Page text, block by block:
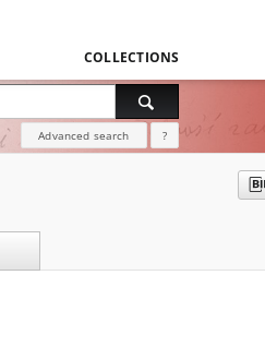
COLLECTIONS
Advanced search ?